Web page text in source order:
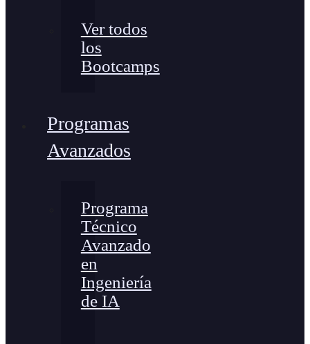
Ver todos
los
Bootcamps
Programas
Avanzados
Programa
Técnico
Avanzado
en
Ingeniería
de IA